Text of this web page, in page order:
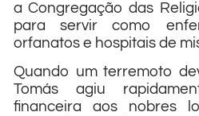
a Congregação das
para servir como
orfanatos e hospitais de
Quando um terremoto
Tomás agiu
financeira aos nobres